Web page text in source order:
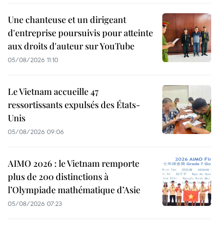
Une chanteuse et un dirigeant
d'entreprise poursuivis pour atteinte
aux droits d'auteur sur YouTube
05/08/2026 11:10
Le Vietnam accueille 47
ressortissants expulsés des États-
Unis
05/08/2026 09:06
AIMO 2026 : le Vietnam remporte
plus de 200 distinctions à
l’Olympiade mathématique d’Asie
05/08/2026 07:23